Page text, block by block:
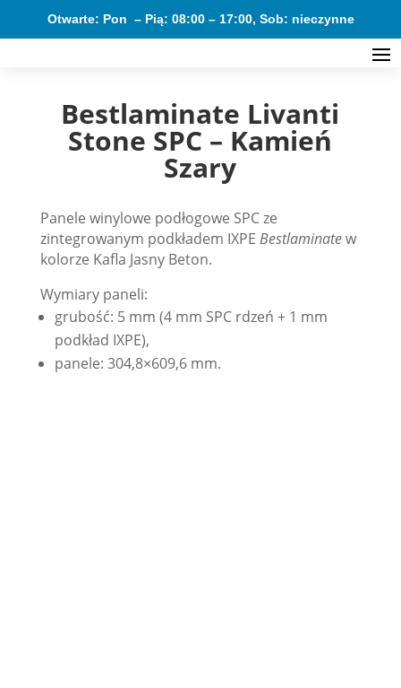
Otwarte: Pon – Pią: 08:00 – 17:00, Sob: nieczynne
Bestlaminate Livanti
Stone SPC – Kamień
Szary
Panele winylowe podłogowe SPC ze
zintegrowanym podkładem IXPE Bestlaminatew
kolorze Kafla Jasny Beton.
Wymiary paneli:
grubość: 5 mm (4 mm SPC rdzeń + 1 mm
podkład IXPE),
panele: 304,8×609,6 mm.